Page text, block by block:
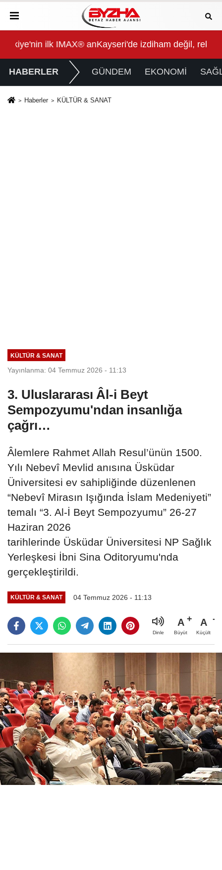
animasyon filmi oluyor
Kayseri'de izdiham değil, rekor vardı!
HABERLER GÜNDEM EKONOMİ
Haberler KÜLTÜR & SANAT
KÜLTÜR & SANAT
Yayınlanma: 04 Temmuz 2026 - 11:13
3. Uluslararası Âl-i Beyt
Sempozyumu'ndan insanlığa
çağrı…
Âlemlere Rahmet Allah Resul’ünün 1500.
Yılı Nebevî Mevlid anısına Üsküdar
Üniversitesi ev sahipliğinde düzenlenen
“Nebevî Mirasın Işığında İslam Medeniyeti”
temalı “3. Al-İ Beyt Sempozyumu” 26-27
Haziran 2026
tarihlerinde Üsküdar Üniversitesi NP Sağlık
Yerleşkesi İbni Sina Oditoryumu'nda
gerçekleştirildi.
KÜLTÜR & SANAT 04 Temmuz 2026 - 11:13
Dinle
A
Büyüt
A
Küçült